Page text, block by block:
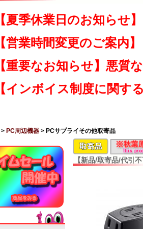
【夏季休業日のお知らせ】
【営業時間変更のご案内】
【重要なお知らせ】悪質
【インボイス制度に関す
> PC周辺機器 > PCサプライその他取寄品
【新品/取寄品/代引